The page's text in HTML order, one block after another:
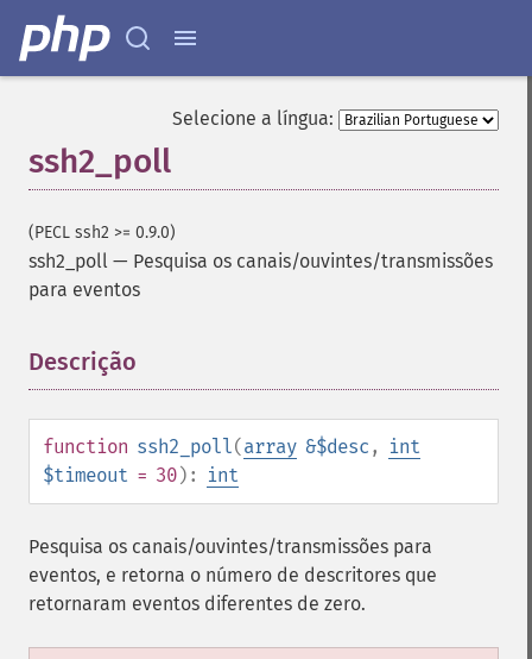
Selecione a língua:
ssh2_poll
(PECL ssh2 >= 0.9.0)
ssh2_poll — Pesquisa os canais/ouvintes/transmissões
para eventos
Descrição
function ssh2_poll(array &$desc ,
int
$timeout = 30): int
Pesquisa os canais/ouvintes/transmissões para
eventos, e retorna o número de descritores que
retornaram eventos diferentes de zero.